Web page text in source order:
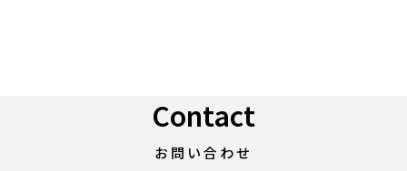
Contact
お問い合わせ